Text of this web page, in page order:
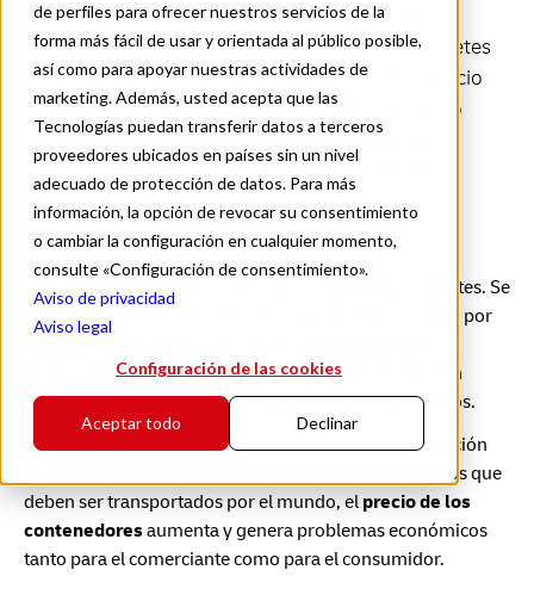
de perfiles para ofrecer nuestros servicios de la
forma más fácil de usar y orientada al público posible,
así como para apoyar nuestras actividades de
marketing. Además, usted acepta que las
Tecnologías puedan transferir datos a terceros
proveedores ubicados en países sin un nivel
adecuado de protección de datos. Para más
información, la opción de revocar su consentimiento
o cambiar la configuración en cualquier momento,
consulte «Configuración de consentimiento».
Aviso de privacidad
Aviso legal
Configuración de las cookies
Aceptar todo Declinar
La crisis de contenedores es un fenómeno
producido por el aumento del valor de los fletes
marítimos. Esto se debe a la escasez de espacio
disponible para transportar productos, como
también a la alta demanda de traslado de
mercadería de Asia a países del Occidente.
El sistema de comercialización internacional está
compuesto por distintos mecanismos interdependientes. Se
estima que el 90% del tráfico de carga global se realiza por
incluye alimentos, materias primas para la producción
textil, industrial, electrónica, farmacológica, entre otros.
Al contar con pocos fletes disponibles para la distribución
de mercadería y existir una alta demanda de productos que
deben ser transportados por el mundo, el precio de los
contenedoresaumenta y genera problemas económicos
tanto para el comerciante como para el consumidor.